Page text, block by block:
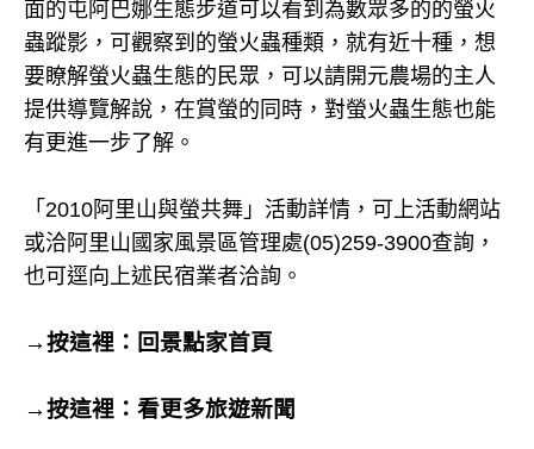
面的屯阿巴娜生態步道可以看到為數眾多的的螢火
蟲蹤影，可觀察到的螢火蟲種類，就有近十種，想
要瞭解螢火蟲生態的民眾，可以請開元農場的主人
提供導覽解說，在賞螢的同時，對螢火蟲生態也能
有更進一步了解。
「2010阿里山與螢共舞」活動詳情，可上活動網站
或洽阿里山國家風景區管理處(05)259-3900查詢，
也可逕向上述民宿業者洽詢。
→按這裡：回景點家首頁
→按這裡： 看更多旅遊新聞